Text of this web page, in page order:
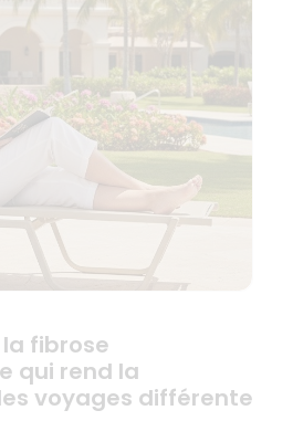
fibrose
qui rend la
voyages différente